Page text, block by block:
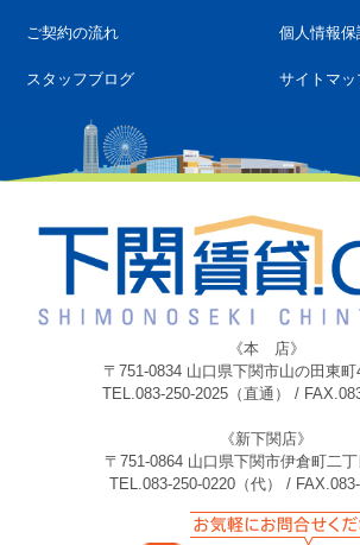
ご契約の流れ
スタッフブログ
個人情報
サイトマッ
《本 店》
〒751-0834 山口県下関市山の田東
TEL.083-250-2025（直通） /
《新下関店》
〒751-0864 山口県下関市伊倉町二
TEL.083-250-0220（代） /